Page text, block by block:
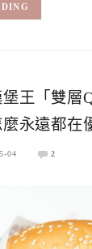
王「雙層
永遠都在
04 2